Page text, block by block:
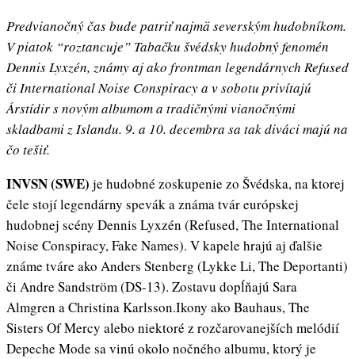
Predvianočný čas bude patriť najmä severským hudobníkom.
V piatok “roztancuje” Tabačku švédsky hudobný fenomén
Dennis Lyxzén, známy aj ako frontman legendárnych Refused
či International Noise Conspiracy a v sobotu privítajú
Árstídir s novým albumom a tradičnými vianočnými
skladbami z Islandu. 9. a 10. decembra sa tak diváci majú na
čo tešiť.
INVSN (SWE) je hudobné zoskupenie zo Švédska, na ktorej
čele stojí legendárny spevák a známa tvár európskej
hudobnej scény Dennis Lyxzén (Refused, The International
Noise Conspiracy, Fake Names). V kapele hrajú aj ďalšie
známe tváre ako Anders Stenberg (Lykke Li, The Deportanti)
či Andre Sandström (DS-13). Zostavu dopĺňajú Sara
Almgren a Christina Karlsson.Ikony ako Bauhaus, The
Sisters Of Mercy alebo niektoré z rozčarovanejších melódií
Depeche Mode sa vinú okolo nočného albumu, ktorý je